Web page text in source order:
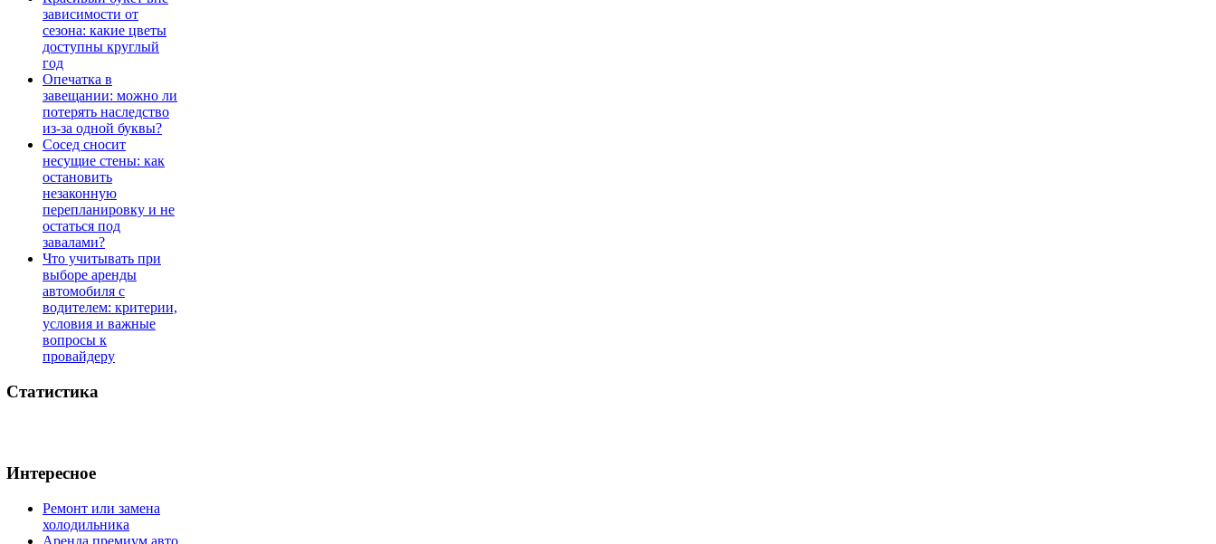
зависимости от
сезона: какие цветы
доступны круглый
год
Опечатка в
завещании: можно ли
потерять наследство
из-за одной буквы?
Сосед сносит
несущие стены: как
остановить
незаконную
перепланировку и не
остаться под
завалами?
Что учитывать при
выборе аренды
автомобиля с
водителем: критерии,
условия и важные
вопросы к
провайдеру
Статистика
Интересное
Ремонт или замена
холодильника